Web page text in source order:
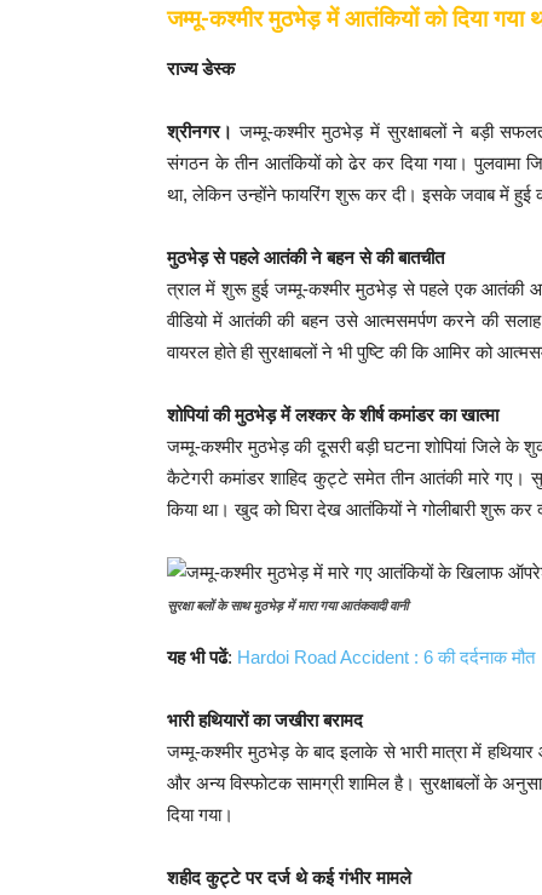
जम्मू-कश्मीर मुठभेड़ में आतंकियों को दिया गया
राज्य डेस्क
श्रीनगर। जम्मू-कश्मीर मुठभेड़ में सुरक्षाबलों ने बड़ी
संगठन के तीन आतंकियों को ढेर कर दिया गया। पुलवामा
था, लेकिन उन्होंने फायरिंग शुरू कर दी। इसके जवाब में हुई
मुठभेड़ से पहले आतंकी ने बहन से की बातचीत
त्राल में शुरू हुई जम्मू-कश्मीर मुठभेड़ से पहले एक आतंकी
वीडियो में आतंकी की बहन उसे आत्मसमर्पण करने की
वायरल होते ही सुरक्षाबलों ने भी पुष्टि की कि आमिर को
शोपियां की मुठभेड़ में लश्कर के शीर्ष कमांडर का खात्मा
जम्मू-कश्मीर मुठभेड़ की दूसरी बड़ी घटना शोपियां जिले
कैटेगरी कमांडर शाहिद कुट्टे समेत तीन आतंकी मारे गए।
किया था। खुद को घिरा देख आतंकियों ने गोलीबारी शुरू
सुरक्षा बलों के साथ मुठभेड़ में मारा गया आतंकवादी वानी
यह भी पढें: Hardoi Road Accident : 6 की दर्दनाक मौत
भारी हथियारों का जखीरा बरामद
जम्मू-कश्मीर मुठभेड़ के बाद इलाके से भारी मात्रा में
और अन्य विस्फोटक सामग्री शामिल है। सुरक्षाबलों के
दिया गया।
शहीद कुट्टे पर दर्ज थे कई गंभीर मामले